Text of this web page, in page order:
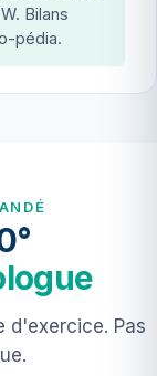
Bilans
pédia.
d'exercice. Pas